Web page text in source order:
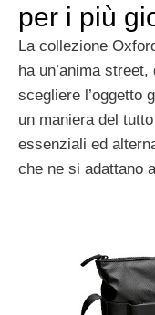
per i più
La collezione
ha un’anima
scegliere l’oggetto
un maniera del
essenziali ed
che ne si adattano